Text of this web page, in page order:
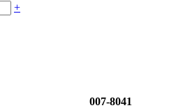
+
007-8041